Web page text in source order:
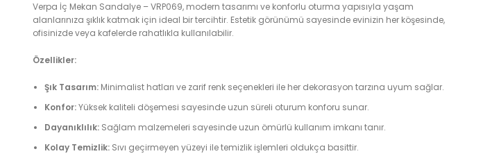
Verpa İç Mekan Sandalye – VRP069, modern tasarımı ve konforlu oturma yapısıyla yaşam
alanlarınıza şıklık katmak için ideal bir tercihtir. Estetik görünümü sayesinde evinizin her köşesinde,
ofisinizde veya kafelerde rahatlıkla kullanılabilir.
Özellikler:
Şık Tasarım: Minimalist hatları ve zarif renk seçenekleri ile her dekorasyon tarzına uyum sağlar.
Konfor:Yüksek kaliteli döşemesi sayesinde uzun süreli oturum konforu sunar.
Dayanıklılık: Sağlam malzemeleri sayesinde uzun ömürlü kullanım imkanı tanır.
Kolay Temizlik: Sıvı geçirmeyen yüzeyi ile temizlik işlemleri oldukça basittir.